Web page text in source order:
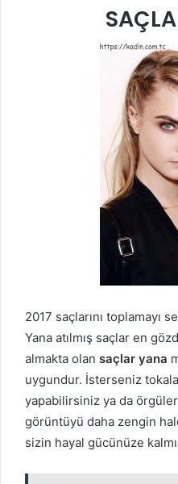
2017 saçlarını toplamayı
Yana atılmış saçlar en
almakta olan saçlar yana
uygundur. İsterseniz
yapabilirsiniz ya da
görüntüyü daha zengin
sizin hayal gücünüze